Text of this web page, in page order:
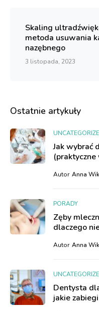
Skaling
metoda usuwania
nazębnego
3 listopada, 2023
Ostatnie artykuły
Jak wybrać
Autor Anna
PORADY
Zęby
dlaczego
Autor Anna
Dentysta
jakie